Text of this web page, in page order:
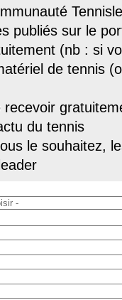
publiés sur le
(nb : si
de tennis
du tennis
le souhaitez,